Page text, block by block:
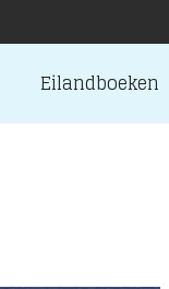
Eilandboeken